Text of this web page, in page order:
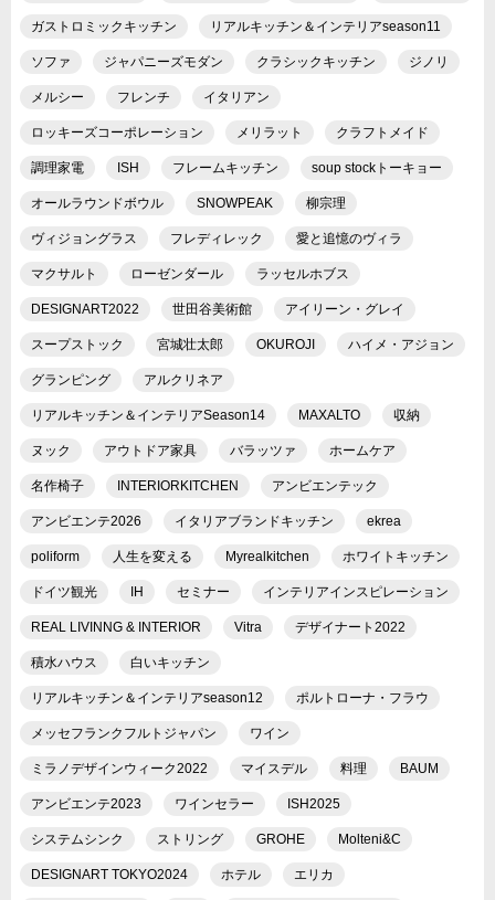
ガストロミックキッチン リアルキッチン＆インテリアseason11
ソファ ジャパニーズモダン クラシックキッチン ジノリ
メルシー フレンチ イタリアン
ロッキーズコーポレーション メリラット クラフトメイド
調理家電 ISH フレームキッチン soup stockトーキョー
オールラウンドボウル SNOWPEAK 柳宗理
ヴィジョングラス フレディレック 愛と追憶のヴィラ
マクサルト ローゼンダール ラッセルホブス
DESIGNART2022 世田谷美術館 アイリーン・グレイ
スープストック 宮城壮太郎 OKUROJI ハイメ・アジョン
グランピング アルクリネア
リアルキッチン＆インテリアSeason14 MAXALTO 収納
ヌック アウトドア家具 バラッツァ ホームケア
名作椅子 INTERIORKITCHEN アンビエンテック
アンビエンテ2026 イタリアブランドキッチン ekrea
poliform 人生を変える Myrealkitchen ホワイトキッチン
ドイツ観光 IH セミナー インテリアインスピレーション
REAL LIVINNG & INTERIOR Vitra デザイナート2022
積水ハウス 白いキッチン
リアルキッチン＆インテリアseason12 ポルトローナ・フラウ
メッセフランクフルトジャパン ワイン
ミラノデザインウィーク2022 マイスデル 料理 BAUM
アンビエンテ2023 ワインセラー ISH2025
システムシンク ストリング GROHE Molteni&C
DESIGNART TOKYO2024 ホテル エリカ